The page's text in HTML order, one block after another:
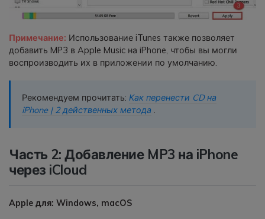
Примечание: Использование iTunes также позволяет
добавить MP3 в Apple Music на iPhone, чтобы вы могли
воспроизводить их в приложении по умолчанию.
Рекомендуем прочитать:Как перенести CD на
iPhone | 2 действенных метода .
Часть 2: Добавление MP3 на iPhone
через iCloud
Apple для: Windows, macOS